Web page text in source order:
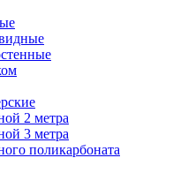
2 метра
3 метра
поликарбоната